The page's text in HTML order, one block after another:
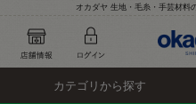
オカダヤ 生地・毛糸・手芸材料
カテゴリから探す